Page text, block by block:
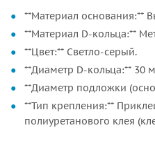
**Материал основания:**
**Материал D-кольца:**
**Цвет:** Светло-серый.
**Диаметр D-кольца:** 30
**Диаметр подложки
**Тип крепления:**
полиуретанового клея